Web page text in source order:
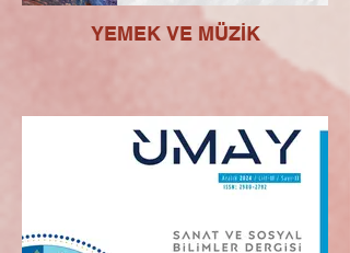
YEMEK VE MÜZİK